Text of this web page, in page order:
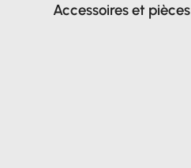
Accessoires et pièces